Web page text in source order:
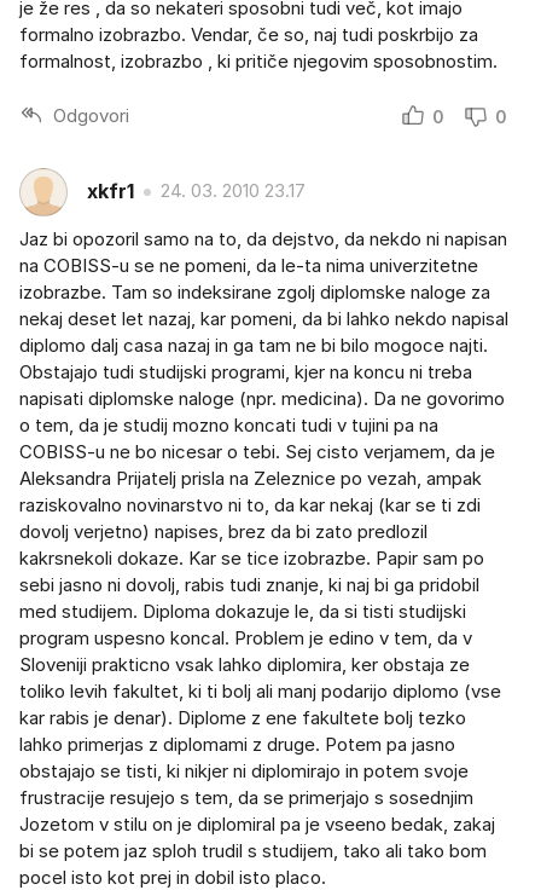
je že res , da so nekateri sposobni tudi več, kot imajo
formalno izobrazbo. Vendar, če so, naj tudi poskrbijo za
formalnost, izobrazbo , ki pritiče njegovim sposobnostim.
Odgovori 0 0
xkfr1 24. 03. 2010 23.17
Jaz bi opozoril samo na to, da dejstvo, da nekdo ni napisan
na COBISS-u se ne pomeni, da le-ta nima univerzitetne
izobrazbe. Tam so indeksirane zgolj diplomske naloge za
nekaj deset let nazaj, kar pomeni, da bi lahko nekdo napisal
diplomo dalj casa nazaj in ga tam ne bi bilo mogoce najti.
Obstajajo tudi studijski programi, kjer na koncu ni treba
napisati diplomske naloge (npr. medicina). Da ne govorimo
o tem, da je studij mozno koncati tudi v tujini pa na
COBISS-u ne bo nicesar o tebi. Sej cisto verjamem, da je
Aleksandra Prijatelj prisla na Zeleznice po vezah, ampak
raziskovalno novinarstvo ni to, da kar nekaj (kar se ti zdi
dovolj verjetno) napises, brez da bi zato predlozil
kakrsnekoli dokaze. Kar se tice izobrazbe. Papir sam po
sebi jasno ni dovolj, rabis tudi znanje, ki naj bi ga pridobil
med studijem. Diploma dokazuje le, da si tisti studijski
program uspesno koncal. Problem je edino v tem, da v
Sloveniji prakticno vsak lahko diplomira, ker obstaja ze
toliko levih fakultet, ki ti bolj ali manj podarijo diplomo (vse
kar rabis je denar). Diplome z ene fakultete bolj tezko
lahko primerjas z diplomami z druge. Potem pa jasno
obstajajo se tisti, ki nikjer ni diplomirajo in potem svoje
frustracije resujejo s tem, da se primerjajo s sosednjim
Jozetom v stilu on je diplomiral pa je vseeno bedak, zakaj
bi se potem jaz sploh trudil s studijem, tako ali tako bom
pocel isto kot prej in dobil isto placo.